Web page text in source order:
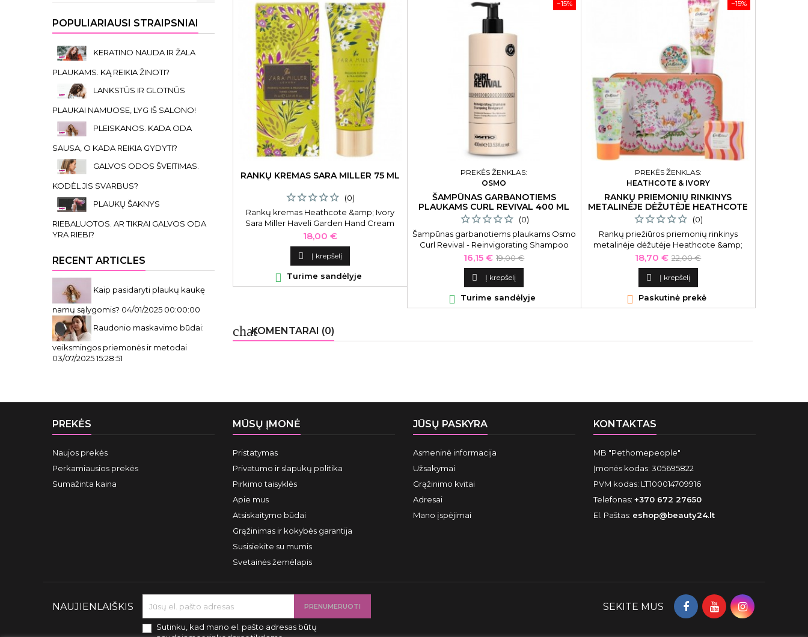
POPULIARIAUSI STRAIPSNIAI
KERATINO NAUDA IR ŽALA
PLAUKAMS. KĄ REIKIA ŽINOTI?
LANKSTŪS IR GLOTNŪS
PLAUKAI NAMUOSE, LYG IŠ SALONO!
PLEISKANOS. KADA ODA
SAUSA, O KADA REIKIA GYDYTI?
GALVOS ODOS ŠVEITIMAS.
KODĖL JIS SVARBUS?
PLAUKŲ ŠAKNYS
RIEBALUOTOS. AR TIKRAI GALVOS ODA
YRA RIEBI?
RECENT ARTICLES
Kaip pasidaryti plaukų kaukę
namų sąlygomis? 04/01/2025 00:00:00
Raudonio maskavimo būdai:
veiksmingos priemonės ir metodai
03/07/2025 15:28:51
RANKŲ KREMAS SARA MILLER 75 ML
(0)
Rankų kremas Heathcote &amp; Ivory
Sara Miller Haveli Garden Hand Cream
Passion Flower &amp; Frangipani,
SMFG4557, 75 ml
Kaina
18,00 €
 Į krepšelį
 Turime sandėlyje
−15%
PREKĖS ŽENKLAS:
OSMO
ŠAMPŪNAS GARBANOTIEMS
PLAUKAMS CURL REVIVAL 400 ML
(0)
Šampūnas garbanotiems plaukams Osmo
Curl Revival - Reinvigorating Shampoo
OS064300, 400 ml
Kaina
16,15 € Bazinė
kaina
19,00 €
 Į krepšelį
 Turime sandėlyje
−15%
PREKĖS ŽENKLAS:
HEATHCOTE & IVORY
RANKŲ PRIEMONIŲ RINKINYS
METALINĖJE DĖŽUTĖJE HEATHCOTE
(0)
Rankų priežiūros priemonių rinkinys
metalinėje dėžutėje Heathcote &amp;
Ivory Cath Kidston Carnival Parade Hand
Care Tin CKFG1717, rinkinį sudaro: rankų
kremas 30 ml, rankų muilas 30 ml,
priemonė rankų mirkymui 30 g, rankų
balzamas 9 g
Kaina
18,70 € Bazinė
kaina
22,00 €
 Į krepšelį
 Paskutinė prekė
chatKOMENTARAI (0)
PREKĖS
Naujos prekės
Perkamiausios prekės
Sumažinta kaina
MŪSŲ ĮMONĖ
Pristatymas
Privatumo ir slapukų politika
Pirkimo taisyklės
Apie mus
Atsiskaitymo būdai
Grąžinimas ir kokybės garantija
Susisiekite su mumis
Svetainės žemėlapis
JŪSŲ PASKYRA
Asmeninė informacija
Užsakymai
Grąžinimo kvitai
Adresai
Mano įspėjimai
KONTAKTAS
MB "Pethomepeople"
Įmonės kodas: 305695822
PVM kodas: LT100014709916
Telefonas: +370 672 27650
El. Paštas: eshop@beauty24.lt
NAUJIENLAIŠKIS
Sutinku, kad mano el. pašto adresas būtų
SEKITE MUS